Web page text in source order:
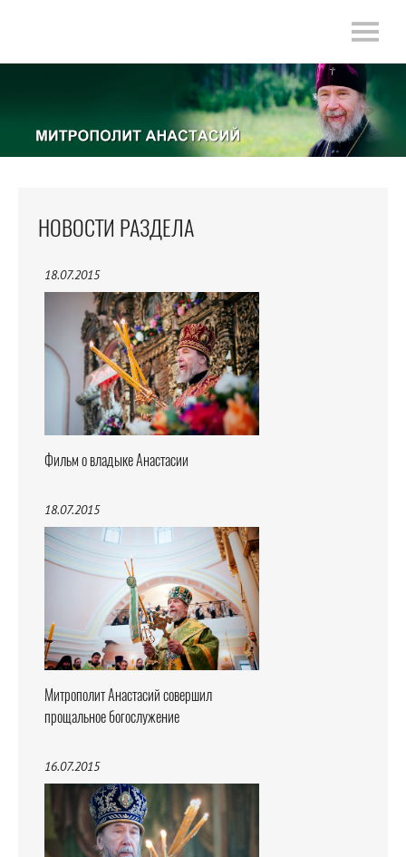
НОВОСТИ РАЗДЕЛА
18.07.2015
Фильм о владыке Анастасии
18.07.2015
Митрополит Анастасий совершил
прощальное богослужение
16.07.2015